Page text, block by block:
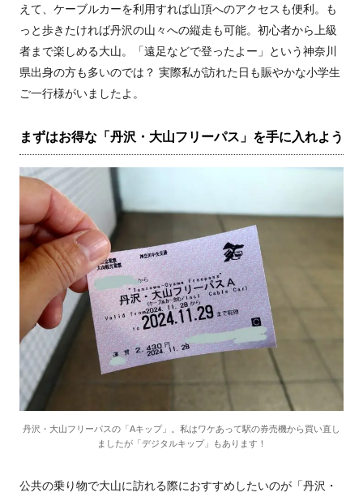
えて、ケーブルカーを利用すれば山頂へのアクセスも便利。も
っと歩きたければ丹沢の山々への縦走も可能。初心者から上級
者まで楽しめる大山。「遠足などで登ったよー」という神奈川
県出身の方も多いのでは？ 実際私が訪れた日も賑やかな小学生
ご一行様がいましたよ。
まずはお得な「丹沢・大山フリーパス」を手に入れよう
丹沢・大山フリーパスの「Aキップ」。私はワケあって駅の券売機から買い直し
ましたが「デジタルキップ」もあります！
公共の乗り物で大山に訪れる際におすすめしたいのが「丹沢・